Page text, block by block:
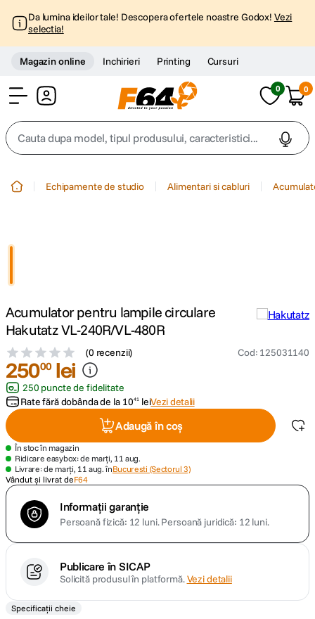
Da lumina ideilor tale! Descopera ofertele noastre Godox! Vezi
selectia!
Magazin online Inchirieri Printing Cursuri
0 0
Cauta dupa model, tipul produsului, caracteristici...
4. peak design
canon sx740 hs
6. lavaliera
card memorie
8. ulanzi
9. insta 360
10. godox
Echipamente de studio Alimentari si cabluri
Acumulator pentru lampile circulare
Hakutatz VL-240R/VL-480R
(0 recenzii) Cod: 125031140
25000 lei
250 puncte de fidelitate
Rate fără dobânda de la 1041 leiVezi detalii
Adaugă în coș
În stoc în magazin
Ridicare easybox: de marți, 11 aug.
Livrare: de marți, 11 aug. înBucuresti (Sectorul 3)
Vândut și livrat deF64
Informații garanție
Persoană fizică: 12 luni.Persoană juridică: 12 luni.
Publicare în SICAP
Solicită produsul în platformă.Vezi detalii
Specificații cheie